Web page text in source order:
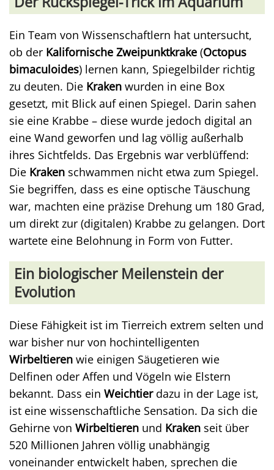
Ein Team von Wissenschaftlern hat untersucht,
ob der Kalifornische Zweipunktkrake (Octopus
bimaculoides) lernen kann, Spiegelbilder richtig
zu deuten. Die Kraken wurden in eine Box
gesetzt, mit Blick auf einen Spiegel. Darin sahen
sie eine Krabbe – diese wurde jedoch digital an
eine Wand geworfen und lag völlig außerhalb
ihres Sichtfelds. Das Ergebnis war verblüffend:
Die Kraken schwammen nicht etwa zum Spiegel.
Sie begriffen, dass es eine optische Täuschung
war, machten eine präzise Drehung um 180 Grad,
um direkt zur (digitalen) Krabbe zu gelangen. Dort
wartete eine Belohnung in Form von Futter.
Ein biologischer Meilenstein der
Evolution
Diese Fähigkeit ist im Tierreich extrem selten und
war bisher nur von hochintelligenten
Wirbeltieren wie einigen Säugetieren wie
Delfinen oder Affen und Vögeln wie Elstern
bekannt. Dass ein Weichtierdazu in der Lage ist,
ist eine wissenschaftliche Sensation. Da sich die
Gehirne von Wirbeltieren und Kraken seit über
520 Millionen Jahren völlig unabhängig
voneinander entwickelt haben, sprechen die